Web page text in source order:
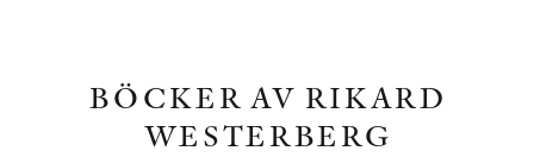
BÖCKER AV RIKARD
WESTERBERG